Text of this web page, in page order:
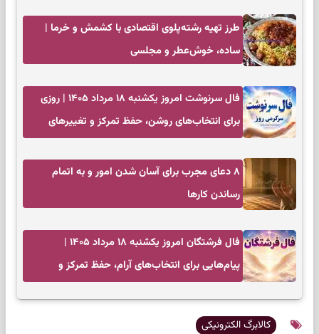
طرز تهیه رشته‌پلوی اقتصادی با کشمش و خرما |
ساده، خوش‌عطر و مجلسی
فال سرنوشت امروز یکشنبه ۱۸ مرداد ۱۴۰۵ | روزی
برای انتخاب‌های روشن، حفظ تمرکز و تغییرهای
۸ دعای مجرب برای آسان شدن امور و به اتمام
رساندن کار‌ها
فال فرشتگان امروز یکشنبه ۱۸ مرداد ۱۴۰۵ |
پیام‌هایی برای انتخاب‌های آرام، حفظ تمرکز و
کالابرگ الکترونیکی